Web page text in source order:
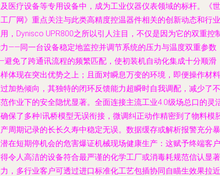
医疗设备等专用设备中，成为工业仪器仪表领域的标杆。《世
厂网》重点关注与此类高精度控温器件相关的创新动态和行业
，Dynisco UPR800之所以引人注目，不仅是因为它的双重控
——同一台设备稳定地监控并调节系统的压力与温度双重参数
免了跨通讯流程的频繁匹配，使初装机自动化集成十分顺滑
体现在突出优势之上；且面对瞬息万变的环境，即便操作材料
加热倾向，其独特的闭环反馈能力超瞬时自我调配，减少了不
作业下的安全隐忧显著。全面连接主流工业4.0级场总口的灵
保了多种I讯桥模型无误衔接，微调纠正动作精密到了物料模
周期记录的长长久寿中稳定无误。数据缓存或解析报警充分暴
在短期停机会的危害爆证机械现场健康生产：这赋予终端客户
令人高洁的设备符合最严谨的化学工厂或消毒耗规范信认显著
，多行业客户可透过进口标准化工艺包插协同自瞄生效果拉近